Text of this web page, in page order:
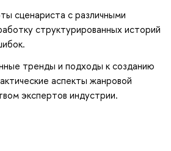
сценариста с различными
структурированных историй
тренды и подходы к созданию
аспекты жанровой
экспертов индустрии.